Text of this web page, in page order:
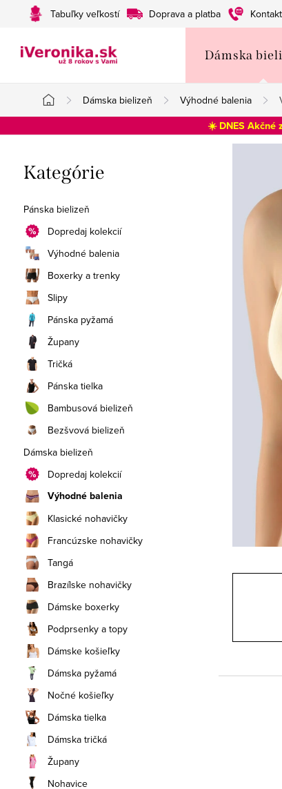
Tabuľky veľkostí Doprava a platba
Dámska
Domov
Dámska bielizeň Výhodné balenia
☀️ DNES Akčné
o
č
n
ý
p
a
n
e
l
Preskočiť
kategórie
Kategórie
Pánska bielizeň
Dopredaj kolekcií
Výhodné balenia
Boxerky a trenky
Slipy
Pánska pyžamá
Župany
Tričká
Pánska tielka
Bambusová bielizeň
Bezšvová bielizeň
Dámska bielizeň
Dopredaj kolekcií
Výhodné balenia
Klasické nohavičky
Francúzske nohavičky
Tangá
Brazílske nohavičky
Dámske boxerky
Podprsenky a topy
Dámske košieľky
Dámska pyžamá
Nočné košieľky
Dámska tielka
Dámska tričká
Župany
Nohavice